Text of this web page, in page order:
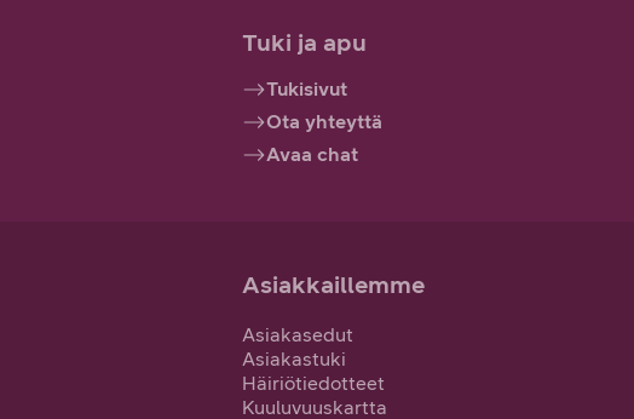
Tuki ja apu
Tukisivut
Ota yhteyttä
Avaa chat
Asiakkaillemme
Asiakasedut
Asiakastuki
Häiriötiedotteet
Kuuluvuuskartta